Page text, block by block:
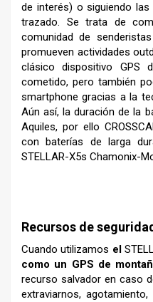
de interés) o siguiendo
trazado. Se trata de
comunidad de
promueven actividades
clásico dispositivo GPS
cometido, pero también
smartphone gracias a la
Aún así, la duración de la
Aquiles, por ello
con baterías de larga
STELLAR-X5s Chamonix-
Recursos de
Cuando utilizamos el
como un GPS de
recurso salvador en caso
extraviarnos,